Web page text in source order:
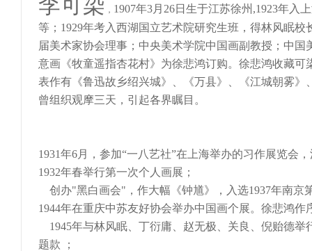
， 1907年3月26日生于江苏徐州,1923年入
等；1929年考入西湖国立艺术院研究生班，得林风眠
届美术家协会理事；中央美术学院中国画副教授；中
意画《牧童遥指杏花村》为徐悲鸿订购。徐悲鸿收藏
表作有《鲁迅故乡绍兴城》、《万县》、《江城朝雾
曾组织观摩三天，引起各界瞩目。
1931年6月，参加“一八艺社”在上海举办的习作展览会
1932年春举行第一次个人画展；
创办"黑白画会"，作大幅《钟馗》，入选1937年南京
1944年在重庆中苏友好协会举办中国画个展。徐悲鸿作
1945年与林风眠、丁衍庸、赵无极、关良、倪贻德
题款 ；